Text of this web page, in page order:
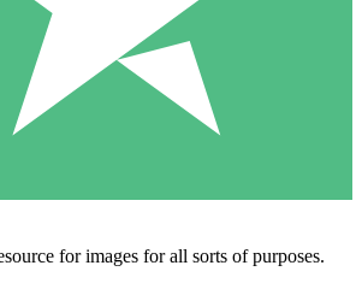
for images for all sorts of purposes.